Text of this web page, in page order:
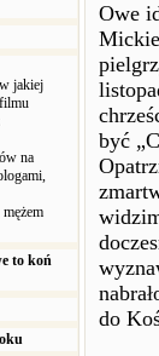
jakiej
na
to koń
Owe
być
do